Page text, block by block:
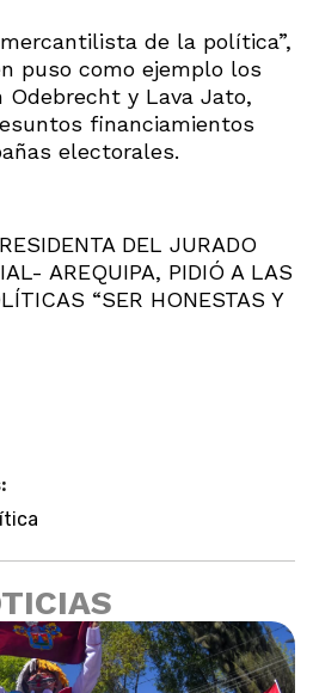
de la política”,
puso como ejemplo los
Odebrecht y Lava Jato,
financiamientos
electorales.
DEL JURADO
AREQUIPA, PIDIÓ A LAS
“SER HONESTAS Y